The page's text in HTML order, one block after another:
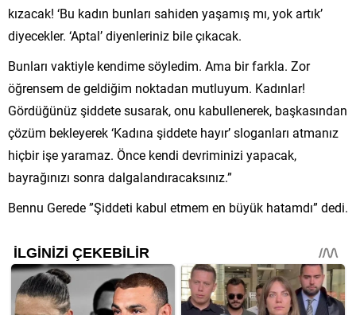
kızacak! ‘Bu kadın bunları sahiden yaşamış mı, yok artık’
diyecekler. ‘Aptal’ diyenleriniz bile çıkacak.
Bunları vaktiyle kendime söyledim. Ama bir farkla. Zor
öğrensem de geldiğim noktadan mutluyum. Kadınlar!
Gördüğünüz şiddete susarak, onu kabullenerek, başkasından
çözüm bekleyerek ‘Kadına şiddete hayır’ sloganları atmanız
hiçbir işe yaramaz. Önce kendi devriminizi yapacak,
bayrağınızı sonra dalgalandıracaksınız.”
Bennu Gerede ”Şiddeti kabul etmem en büyük hatamdı” dedi.